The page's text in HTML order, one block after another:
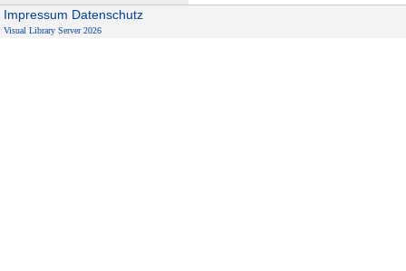
Impressum Datenschutz
Visual Library Server 2026